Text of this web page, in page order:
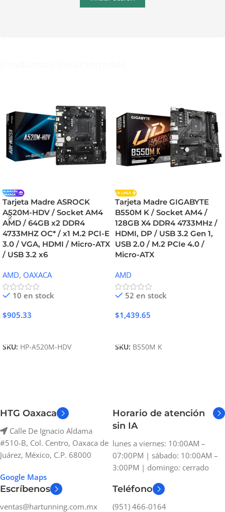
Tarjeta Madre ASROCK
A520M-HDV / Socket AM4
AMD / 64GB x2 DDR4
4733MHZ OC* / x1 M.2 PCI-E
3.0 / VGA, HDMI / Micro-ATX
/ USB 3.2 x6
AMD, OAXACA
10 en stock
$905.33
SKU: HP-A520M-HDV
Tarjeta Madre GIGABYTE
B550M K / Socket AM4 /
128GB X4 DDR4 4733MHz /
HDMI, DP / USB 3.2 Gen 1,
USB 2.0 / M.2 PCIe 4.0 /
Micro-ATX
AMD
52 en stock
$1,439.65
SKU: B550M K
HTG Oaxaca
Calle De Ignacio Aldama
#510-B, Col. Centro, Oaxaca de
Juárez, México, C.P. 68000
Google Maps
Horario de atención
sin IA
lunes a viernes: 10:00AM –
07:00PM | sábado: 10:00AM –
3:00PM | domingo: cerrado
Escríbenos
ventas@hartunning.com.mx
Teléfono
(951) 466-0164